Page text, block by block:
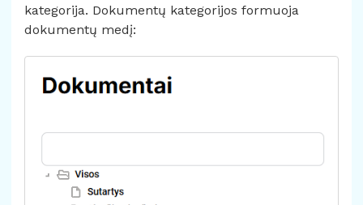
kategorija. Dokumentų kategorijos formuoja
dokumentų medį: